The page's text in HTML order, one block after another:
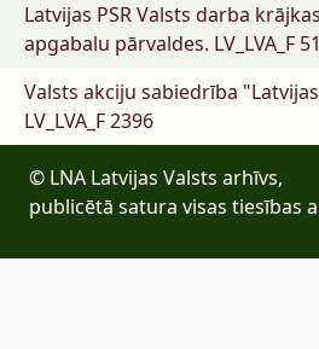
Latvijas PSR Valsts darba
apgabalu pārvaldes. LV_LVA_F
Valsts akciju sabiedrība
LV_LVA_F 2396
© LNA Latvijas Valsts arhīvs,
publicētā satura visas tiesības